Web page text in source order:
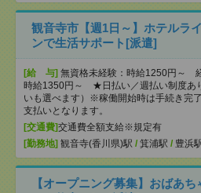
観音寺市【週1日～】ホテルラ
ンで生活サポート[派遣]
[給 与] 無資格未経験：時給1250円～
時給1350円～ ★日払い／週払い制度あ
いも選べます）※稼働開始時は手続き完
支払いとなります。
[交通費]交通費全額支給※規定有
[勤務地] 観音寺(香川県)駅 / 箕浦駅 / 豊浜
【オープニング募集】おばあ